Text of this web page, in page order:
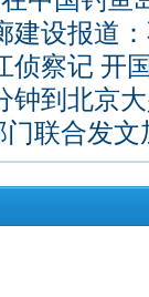
建设报道
侦察记 开
钟到北京
联合发文